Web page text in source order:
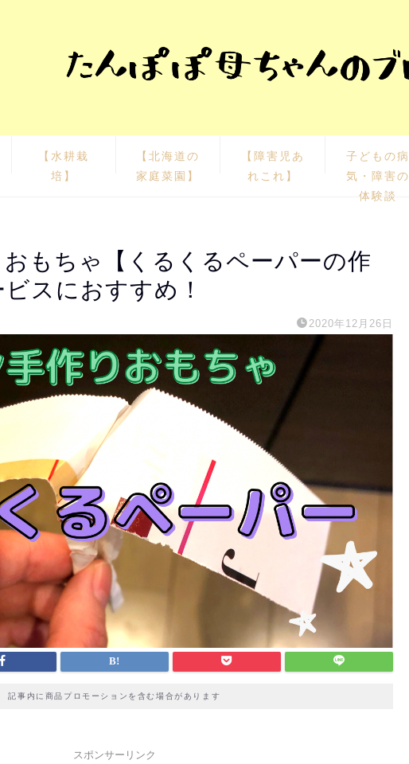
【水耕栽
培】
【北海道の
家庭菜園】
【障害児あ
れこれ】
子どもの病
気・障害の
体験談
もちゃ【くるくるペーパーの作
スにおすすめ！
2020年12月26日
記事内に商品プロモーションを含む場合があります
スポンサーリンク